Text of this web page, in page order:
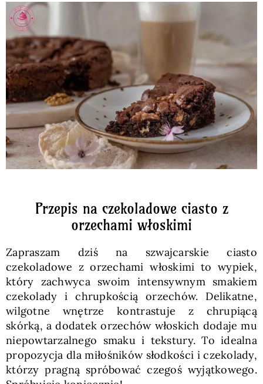
Pieczywo
Przetwory
Posiłki
Kuchnie świata
SKLEP
Polski
Przepis na czekoladowe ciasto z
orzechami włoskimi
Zapraszam dziś na szwajcarskie ciasto
czekoladowe z orzechami włoskimi to wypiek,
który zachwyca swoim intensywnym smakiem
czekolady i chrupkością orzechów. Delikatne,
wilgotne wnętrze kontrastuje z chrupiącą
skórką, a dodatek orzechów włoskich dodaje mu
niepowtarzalnego smaku i tekstury. To idealna
propozycja dla miłośników słodkości i czekolady,
którzy pragną spróbować czegoś wyjątkowego.